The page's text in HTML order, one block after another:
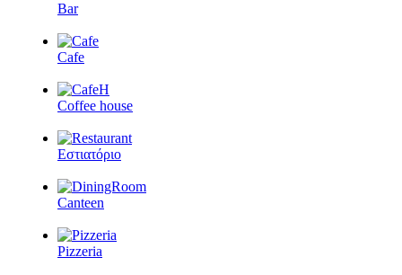
Bar
Cafe
Coffee house
Εστιατόριο
Canteen
Pizzeria